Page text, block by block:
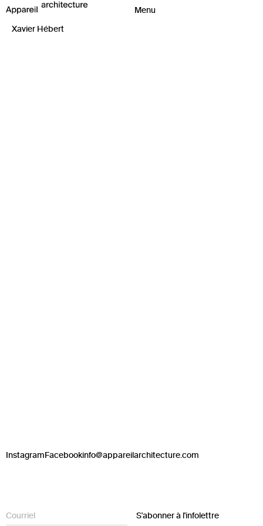
Xavier Hébert
InstagramFacebookinfo@appareilarchitecture.com
S'abonner à l'infolettre